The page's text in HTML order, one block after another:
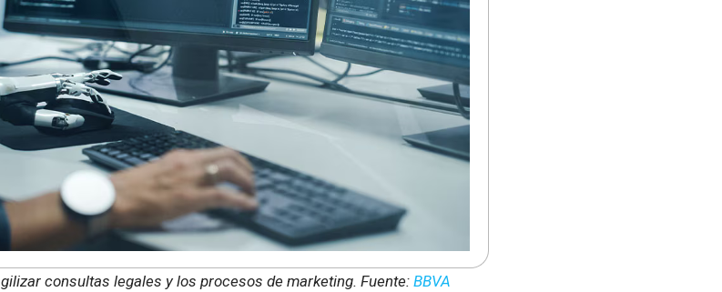
consultas legales y los procesos de marketing. Fuente:BBVA